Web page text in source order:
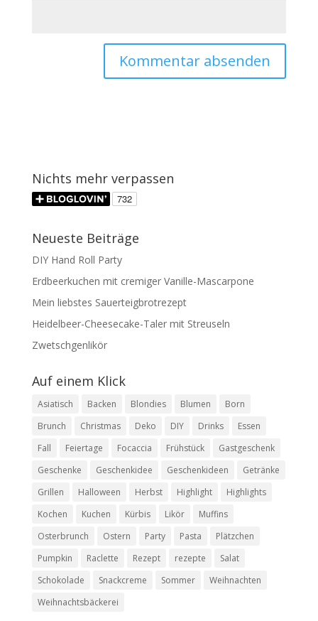
Nichts mehr verpassen
Neueste Beiträge
DIY Hand Roll Party
Erdbeerkuchen mit cremiger Vanille-Mascarpone
Mein liebstes Sauerteigbrotrezept
Heidelbeer-Cheesecake-Taler mit Streuseln
Zwetschgenlikör
Auf einem Klick
Asiatisch Backen Blondies Blumen
Born
Brunch
Christmas Deko DIY Drinks
Essen
Fall
Feiertage Focaccia Frühstück
Gastgeschenk
Geschenke
Geschenkidee Geschenkideen
Getränke
Grillen
Halloween Herbst Highlight
Highlights
Kochen
Kuchen Kürbis Likör
Muffins
Osterbrunch
Ostern Party Pasta
Plätzchen
Pumpkin
Raclette Rezept rezepte
Salat
Schokolade
Snackcreme Sommer
Weihnachten
Weihnachtsbäckerei